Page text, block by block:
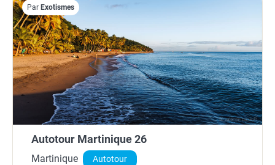
Par Exotismes
Autotour Martinique 26
Martinique Autotour